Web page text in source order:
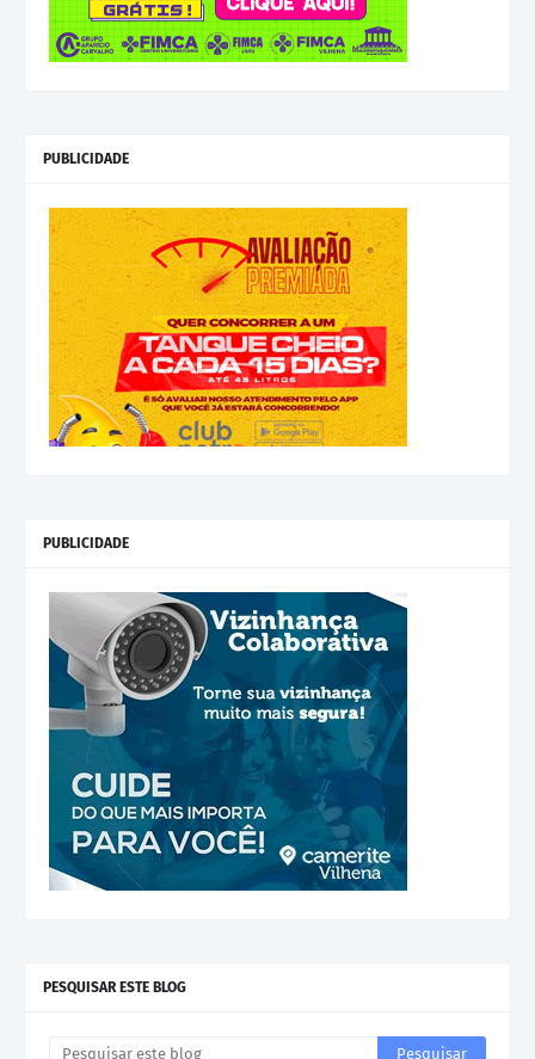
PUBLICIDADE
PUBLICIDADE
PESQUISAR ESTE BLOG